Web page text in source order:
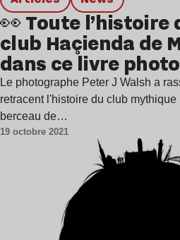
👀 Toute l’histoire
club Haçienda de
dans ce livre photo
Le photographe Peter J Walsh a
retracent l'histoire du club
berceau de…
19 octobre 2021